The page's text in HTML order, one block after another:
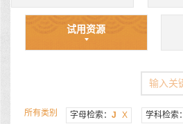
试用资源
所有类别 字母检索： J X 学科检索：